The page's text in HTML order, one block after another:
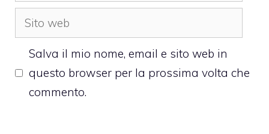
Sito
web
Salva il mio nome, email e sito web in
questo browser per la prossima volta che
commento.